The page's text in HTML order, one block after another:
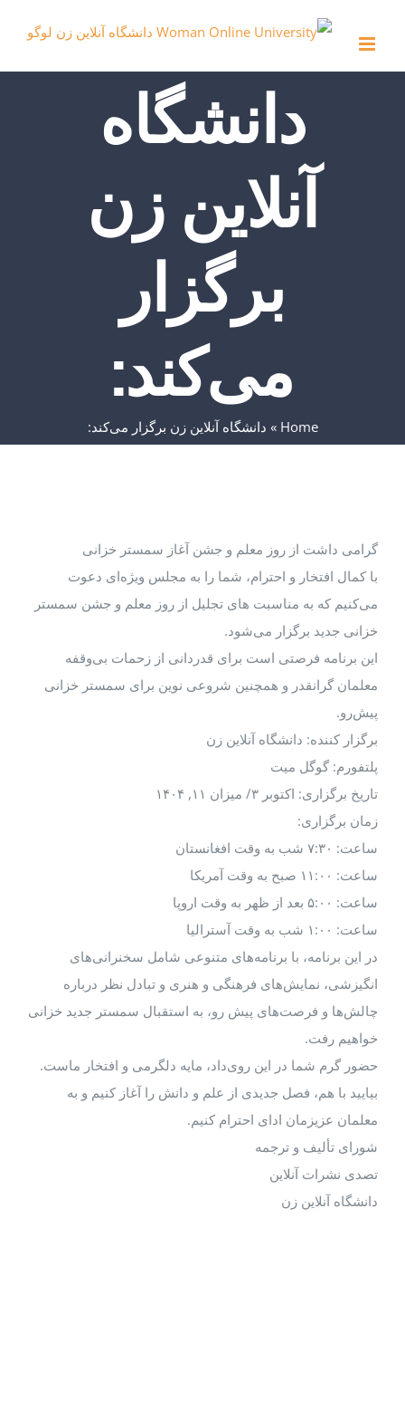
content
دانشگاه
آنلاین زن
برگزار
می‌کند:
Home
» دانشگاه آنلاین زن برگزار می‌کند:
گرامی داشت از روز معلم و جشن آغاز سمستر خزانی
با کمال افتخار و احترام، شما را به مجلس ویژه‌ای دعوت
می‌کنیم که به مناسبت های تجلیل از روز معلم و جشن سمستر
خزانی جدید برگزار می‌شود.
این برنامه فرصتی است برای قدردانی از زحمات بی‌وقفه
معلمان گرانقدر و همچنین شروعی نوین برای سمستر خزانی
پیش‌رو.
برگزار کننده: دانشگاه آنلاین زن
پلتفورم: گوگل میت
تاریخ برگزاری: اکتوبر ۳/ میزان ۱۱, ۱۴۰۴
زمان برگزاری:
ساعت: ۷:۳۰ شب به وقت افغانستان
ساعت: ۱۱:۰۰ صبح به وقت آمریکا
ساعت: ۵:۰۰ بعد از ظهر به وقت اروپا
ساعت: ۱:۰۰ شب به وقت آسترالیا
در این برنامه، با برنامه‌های متنوعی شامل سخنرانی‌های
انگیزشی، نمایش‌های فرهنگی و هنری و تبادل نظر درباره
چالش‌ها و فرصت‌های پیش رو، به استقبال سمستر جدید خزانی
خواهیم رفت.
حضور گرم شما در این روی‌داد، مایه دلگرمی و افتخار ماست.
بیایید با هم، فصل جدیدی از علم و دانش را آغاز کنیم و به
معلمان عزیزمان ادای احترام کنیم.
شورای تألیف و ترجمه
تصدی نشرات آنلاین
دانشگاه آنلاین زن